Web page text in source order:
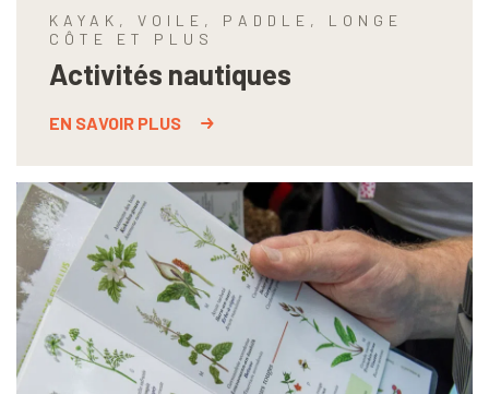
KAYAK, VOILE, PADDLE, LONGE
CÔTE ET PLUS
Activités nautiques
EN SAVOIR PLUS